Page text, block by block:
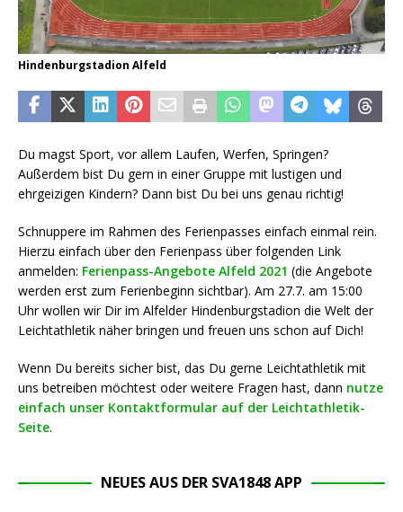
Hindenburgstadion Alfeld
Du magst Sport, vor allem Laufen, Werfen, Springen?
Außerdem bist Du gern in einer Gruppe mit lustigen und
ehrgeizigen Kindern? Dann bist Du bei uns genau richtig!
Schnuppere im Rahmen des Ferienpasses einfach einmal rein.
Hierzu einfach über den Ferienpass über folgenden Link
anmelden: Ferienpass-Angebote Alfeld 2021 (die Angebote
werden erst zum Ferienbeginn sichtbar). Am 27.7. am 15:00
Uhr wollen wir Dir im Alfelder Hindenburgstadion die Welt der
Leichtathletik näher bringen und freuen uns schon auf Dich!
Wenn Du bereits sicher bist, das Du gerne Leichtathletik mit
uns betreiben möchtest oder weitere Fragen hast, dann nutze
einfach unser Kontaktformular auf der Leichtathletik-
Seite.
NEUES AUS DER SVA1848 APP